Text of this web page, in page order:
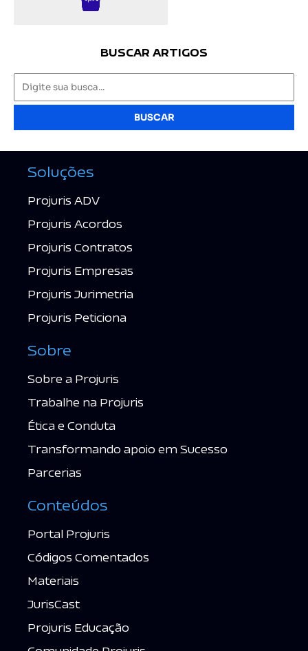
BUSCAR ARTIGOS
BUSCAR
Soluções
Projuris ADV
Projuris Acordos
Projuris Contratos
Projuris Empresas
Projuris Jurimetria
Projuris Peticiona
Sobre
Sobre a Projuris
Trabalhe na Projuris
Ética e Conduta
Transformando apoio em Sucesso
Parcerias
Conteúdos
Portal Projuris
Códigos Comentados
Materiais
JurisCast
Projuris Educação